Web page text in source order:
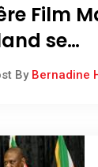
Film
se
By Bernadine